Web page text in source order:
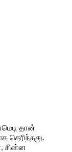
தான்
தெரிந்தது.
சின்ன